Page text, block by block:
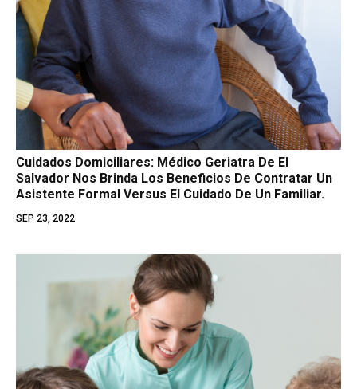
Cuidados Domiciliares: Médico Geriatra De El
Salvador Nos Brinda Los Beneficios De Contratar Un
Asistente Formal Versus El Cuidado De Un Familiar.
SEP 23, 2022